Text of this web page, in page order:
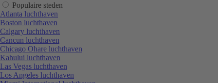
Populaire steden
Atlanta luchthaven
Boston luchthaven
Calgary luchthaven
Cancun luchthaven
Chicago Ohare luchthaven
Kahului luchthaven
Las Vegas luchthaven
Los Angeles luchthaven